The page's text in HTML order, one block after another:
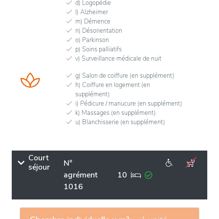
d) Logopédie
l) Alzheimer
m) Démence
n) Désorientation
o) Parkinson
p) Soins palliatifs
v) Surveillance médicale de nuit
g) Salon de coiffure (en supplément)
h) Coiffure en logement (en
supplément)
i) Pédicure / manucure (en supplément)
k) Massages (en supplément)
u) Blanchisserie (en supplément)
Court
séjour
N°
agrément
1016
10